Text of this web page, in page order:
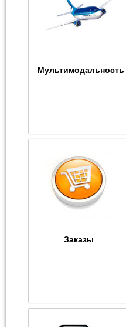
Мультимодальность
Заказы